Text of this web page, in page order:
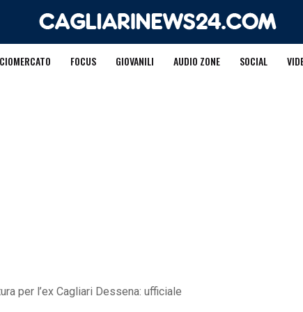
FOCUS GIOVANILI AUDIO ZONE SOCIAL
per l’ex Cagliari Dessena: ufficiale